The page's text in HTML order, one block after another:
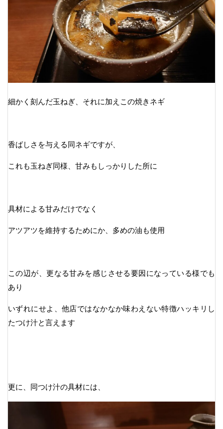
細かく刻んだ玉ねぎ、それに加えこの焼きネギ
香ばしさを与える同ネギですが、
これも玉ねぎ同様、甘みもしっかりした所に
具材による甘みだけでなく
アツアツを維持するためにか、多めの油も使用
この辺が、更なる甘みを感じさせる要因になっている様でも
あり
いずれにせよ、他店ではなかなか味わえない特徴ハッキリし
たつけ汁と言えます
更に、同つけ汁の具材には、